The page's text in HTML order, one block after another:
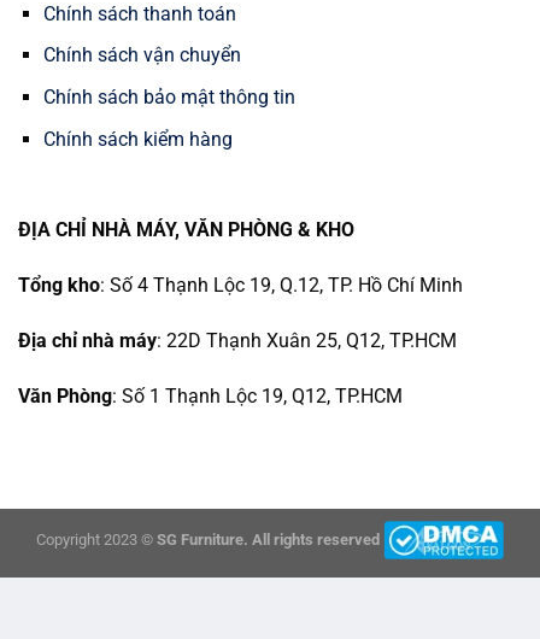
Chính sách thanh toán
Chính sách vận chuyển
Chính sách bảo mật thông tin
Chính sách kiểm hàng
ĐỊA CHỈ NHÀ MÁY, VĂN PHÒNG & KHO
Tổng kho: Số 4 Thạnh Lộc 19, Q.12, TP. Hồ Chí Minh
Địa chỉ nhà máy: 22D Thạnh Xuân 25, Q12, TP.HCM
Văn Phòng: Số 1 Thạnh Lộc 19, Q12, TP.HCM
Copyright 2023 © SG Furniture. All rights reserved